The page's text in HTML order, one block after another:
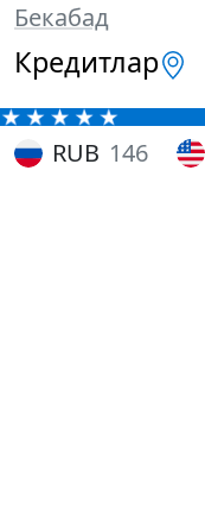
Бекабад
Кредитлар
RUB 146